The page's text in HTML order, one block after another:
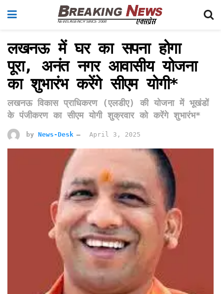
लखनऊ में घर का सपना होगा
पूरा, अनंत नगर आवासीय योजना
का शुभारंभ करेंगे सीएम योगी*
लखनऊ विकास प्राधिकरण (एलडीए) की योजना में भूखंडों
के पंजीकरण का सीएम योगी शुक्रवार को करेंगे शुभारंभ*
by News-Desk April 3, 2025